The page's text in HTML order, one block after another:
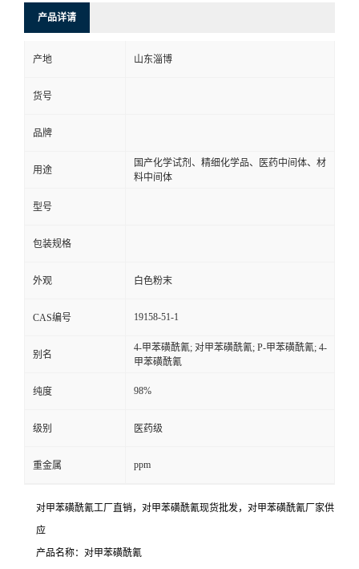
产品详请
产地 山东淄博
货号
品牌
用途
国产化学试剂、精细化学品、医药中间体、材
料中间体
型号
包装规格
外观 白色粉末
CAS编号 19158-51-1
别名
4-甲苯磺酰氰; 对甲苯磺酰氰; P-甲苯磺酰氰; 4-
甲苯磺酰氰
纯度 98%
级别 医药级
重金属 ppm
对甲苯磺酰氰工厂直销， 对甲苯磺酰氰现货批发， 对甲苯磺酰氰厂家供
应
产品名称：对甲苯磺酰氰